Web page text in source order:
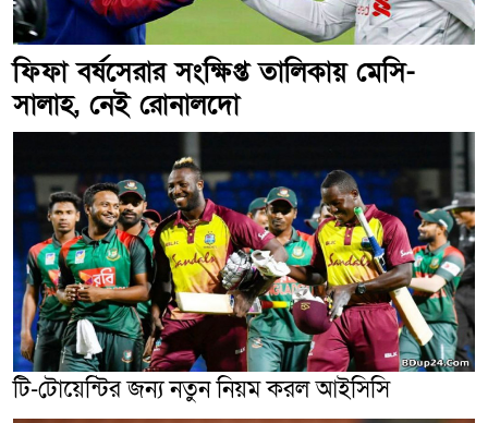
ফিফা বর্ষসেরার সংক্ষিপ্ত তালিকায় মেসি-
সালাহ, নেই রোনালদো
টি-টোয়েন্টির জন্য নতুন নিয়ম করল আইসিসি